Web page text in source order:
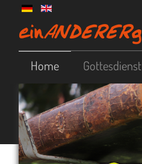
Home Gottesdienst